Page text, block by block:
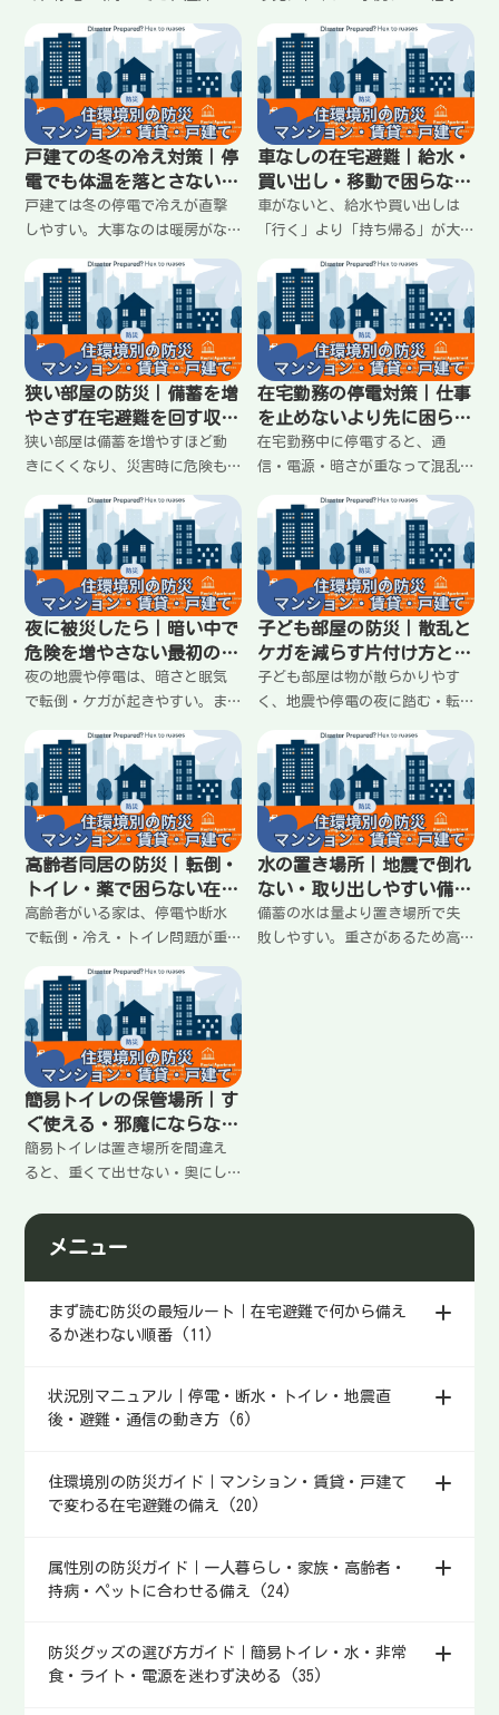
えやすい。戸建ての強み（自由
度・収納・自宅周り）と弱み
（復旧待ち・水回り・防犯）を
整理し、最初に手を付ける順番
をわかりやすくまとめます。
固定し、無駄を減らして回すの
が現実的。生活水の使い方、手
を汚さない工夫、トイレは流さ
ない運用への切り替えまでわか
りやすく整理します。
戸建ての冬の冷え対策｜停
電でも体温を落とさない過
ごし方のコツ
戸建ては冬の停電で冷えが直撃
しやすい。大事なのは暖房がな
し、体温を落とさない過ごし方
を決めておくこと。部屋の使い
方、服の重ね方、寝るときの工
夫、家族での過ごし方までわか
りやすく整理します。
車なしの在宅避難｜給水・
買い出し・移動で困らない
備え方と考え方
車がないと、給水や買い出しは
「行く」より「持ち帰る」が大
回数を減らす・運べる単位にす
る・家族で役割を決めるなど、
車なしでも在宅避難を回すコツ
を整理します。
狭い部屋の防災｜備蓄を増
やさず在宅避難を回す収納
と動線の作り方
狭い部屋は備蓄を増やすほど動
きにくくなり、災害時に危険も
き方」。水・トイレ・食を分散
し、玄関と通路を塞がず、取り
出しやすい定位置を作ること
で、少ない備蓄でも回る形を整
える方法を紹介します。
在宅勤務の停電対策｜仕事
を止めないより先に困らな
い準備と連絡の決め方
在宅勤務中に停電すると、通
信・電源・暗さが重なって混乱
続ける」より、まず安全と最低
限の連絡を確保すること。充電
の優先順位、Wi-Fiが落ちたとき
の動き、会社への連絡テンプ
レ、作業の切り替えまでわかり
やすく整理。
夜に被災したら｜暗い中で
危険を増やさない最初の動
き方
夜の地震や停電は、暗さと眠気
で転倒・ケガが起きやすい。ま
保し、家族の安全確認と火元確
認、情報確認の順番を決めるの
が大事。夜に困らないライトの
定位置や寝室の整え方もまとめ
ます。
子ども部屋の防災｜散乱と
ケガを減らす片付け方と安
全な置き方
子ども部屋は物が散らかりやす
く、地震や停電の夜に踏む・転
事なのは完璧な片付けではな
く、床を空けて、重い物を下に
置き、動線を守ること。子ども
が続けやすいルールと配置のコ
ツをわかりやすくまとめます。
高齢者同居の防災｜転倒・
トイレ・薬で困らない在宅
避難の準備
高齢者がいる家は、停電や断水
で転倒・冷え・トイレ問題が重
なのは「できることを増やす」
より、動きを減らして安全に回
すこと。転倒を減らす配置、ト
イレの切り替え、薬と連絡先の
まとめ方をわかりやすく整理し
ます。
水の置き場所｜地震で倒れ
ない・取り出しやすい備蓄
の置き方
備蓄の水は量より置き場所で失
敗しやすい。重さがあるため高
簡易トイレの保管場所｜す
ぐ使える・邪魔にならない
置き方のコツ
簡易トイレは置き場所を間違え
ると、重くて出せない・奥にし
などで使いにくくなる。家の動
線を塞がず、すぐ取り出せる定
すく整理します。
メニュー
まず読む防災の最短ルート｜在宅避難で何から備え
るか迷わない順番 (11)
状況別マニュアル｜停電・断水・トイレ・地震直
後・避難・通信の動き方 (6)
住環境別の防災ガイド｜マンション・賃貸・戸建て
で変わる在宅避難の備え (20)
属性別の防災ガイド｜一人暮らし・家族・高齢者・
持病・ペットに合わせる備え (24)
防災グッズの選び方ガイド｜簡易トイレ・水・非常
食・ライト・電源を迷わず決める (35)